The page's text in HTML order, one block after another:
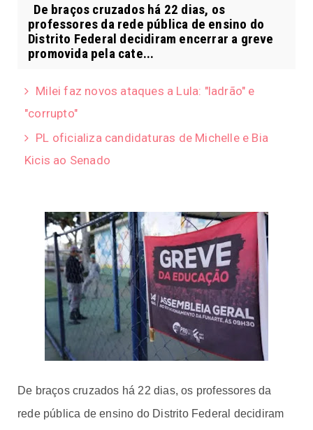
De braços cruzados há 22 dias, os
professores da rede pública de ensino do
Distrito Federal decidiram encerrar a greve
promovida pela cate...
Milei faz novos ataques a Lula: "ladrão" e
"corrupto"
PL oficializa candidaturas de Michelle e Bia
Kicis ao Senado
De braços cruzados há 22 dias, os professores da
rede pública de ensino do Distrito Federal decidiram